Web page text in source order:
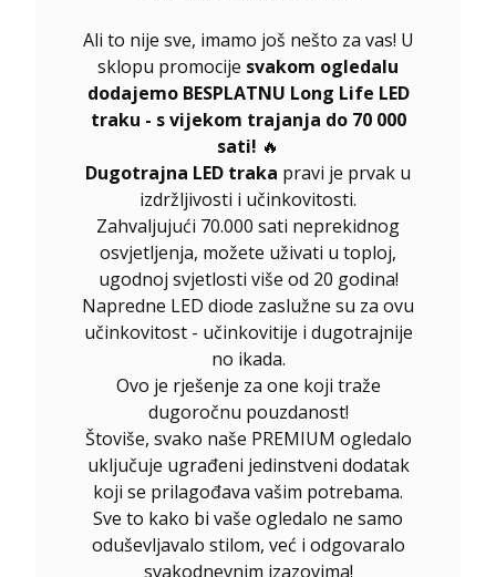
Ali to nije sve, imamo još nešto za vas! U
sklopu promocije svakom ogledalu
dodajemo BESPLATNU Long Life LED
traku - s vijekom trajanja do 70 000
sati! 🔥
Dugotrajna LED traka pravi je prvak u
izdržljivosti i učinkovitosti.
Zahvaljujući 70.000 sati neprekidnog
osvjetljenja, možete uživati u toploj,
ugodnoj svjetlosti više od 20 godina!
Napredne LED diode zaslužne su za ovu
učinkovitost - učinkovitije i dugotrajnije
no ikada.
Ovo je rješenje za one koji traže
dugoročnu pouzdanost!
Štoviše, svako naše PREMIUM ogledalo
uključuje ugrađeni jedinstveni dodatak
koji se prilagođava vašim potrebama.
Sve to kako bi vaše ogledalo ne samo
oduševljavalo stilom, već i odgovaralo
svakodnevnim izazovima!